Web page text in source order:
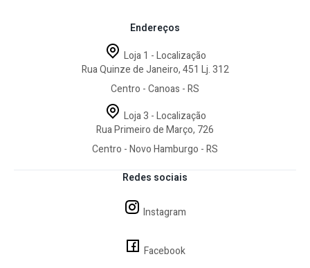
Redes sociais
Instagram
Facebook
Endereços
Loja 1 - Localização
Rua Quinze de Janeiro, 451 Lj. 312
Centro - Canoas - RS
Loja 3 - Localização
Rua Primeiro de Março, 726
Centro - Novo Hamburgo - RS